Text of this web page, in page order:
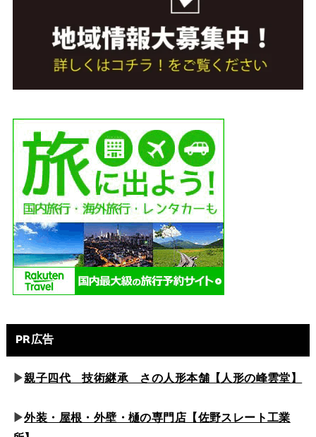
PR広告
▶親子四代 技術継承 さの人形本舗【人形の峰雲堂】
▶外装・屋根・外壁・樋の専門店【佐野スレート工業